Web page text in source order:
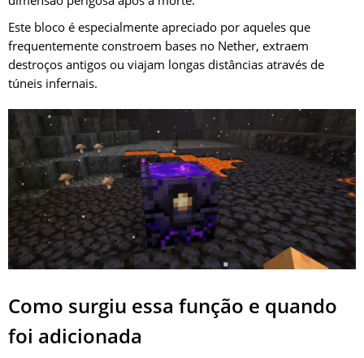
Este bloco é especialmente apreciado por aqueles que
frequentemente constroem bases no Nether, extraem
destroços antigos ou viajam longas distâncias através de
túneis infernais.
Como surgiu essa função e quando
foi adicionada